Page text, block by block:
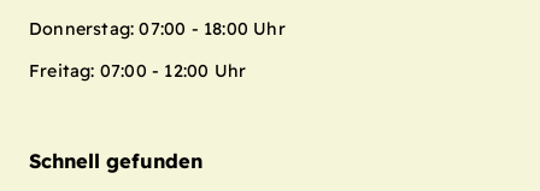
Donnerstag: 07:00 - 18:00 Uhr
Freitag: 07:00 - 12:00 Uhr
Schnell gefunden